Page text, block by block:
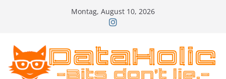
Montag, August 10, 2026